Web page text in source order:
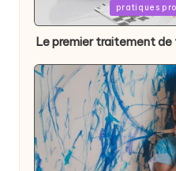
in
pratiques
Le premier traitement de